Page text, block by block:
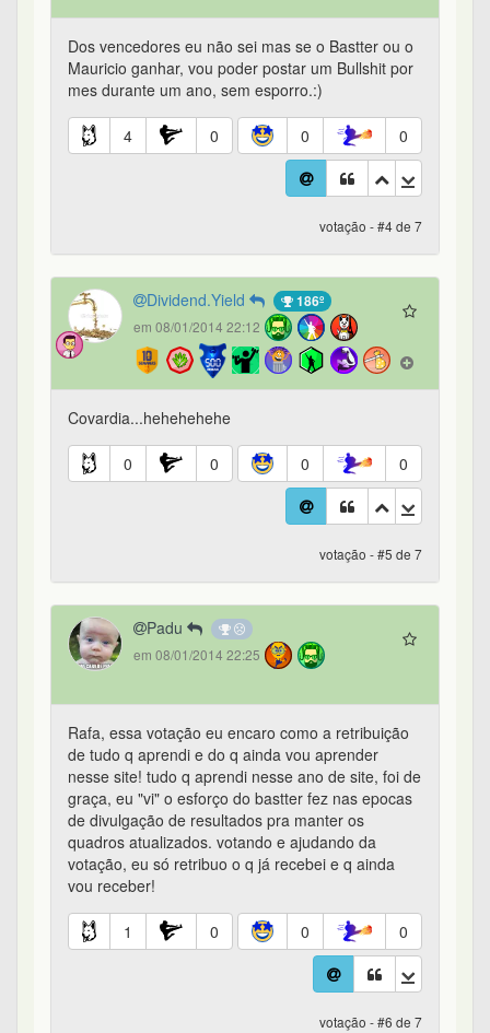
Dos vencedores eu não sei mas se o Bastter ou o
Mauricio ganhar, vou poder postar um Bullshit por
mes durante um ano, sem esporro.:)
4 0 0 0
votação - #4 de 7
Dividend.Yield 186º
em 08/01/2014 22:12
Covardia...hehehehehe
0 0 0 0
votação - #5 de 7
Padu
em 08/01/2014 22:25
Rafa, essa votação eu encaro como a retribuição
de tudo q aprendi e do q ainda vou aprender
nesse site! tudo q aprendi nesse ano de site, foi de
graça, eu "vi" o esforço do bastter fez nas epocas
de divulgação de resultados pra manter os
quadros atualizados. votando e ajudando da
votação, eu só retribuo o q já recebei e q ainda
vou receber!
1 0 0 0
votação - #6 de 7